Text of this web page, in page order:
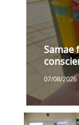
Samae
07/08/2026